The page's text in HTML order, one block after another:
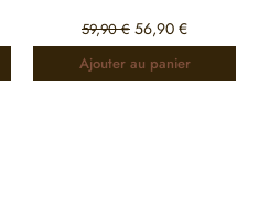
59,90€ 56,90 €
Ajouter au panier